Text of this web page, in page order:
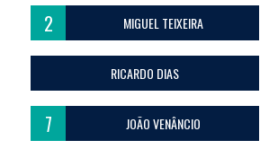
2 MIGUEL TEIXEIRA
RICARDO DIAS
7 JOÃO VENÂNCIO